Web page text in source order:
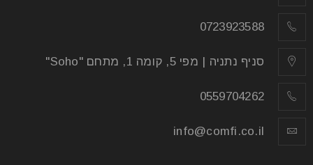
0723923588
סניף נתניה | מפי 5, קומה 1, מתחם "Soho"
0559704262
info@comfi.co.il